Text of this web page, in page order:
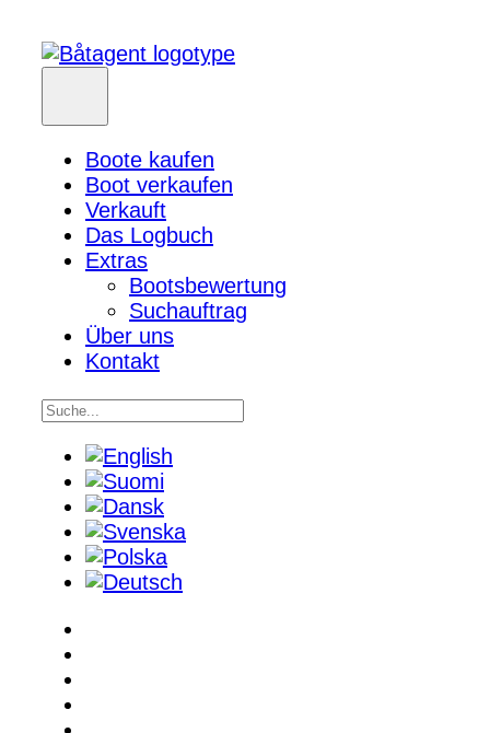
Boote kaufen
Boot verkaufen
Verkauft
Das Logbuch
Extras
Bootsbewertung
Suchauftrag
Über uns
Kontakt